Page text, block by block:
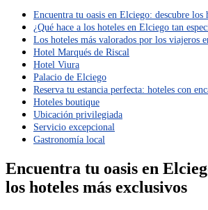
Encuentra tu oasis en Elciego: descubre los
¿Qué hace a los hoteles en Elciego tan
Los hoteles más valorados por los viajeros
Hotel Marqués de Riscal
Hotel Viura
Palacio de Elciego
Reserva tu estancia perfecta: hoteles con
Hoteles boutique
Ubicación privilegiada
Servicio excepcional
Gastronomía local
Encuentra tu oasis en
los hoteles más exclusivos